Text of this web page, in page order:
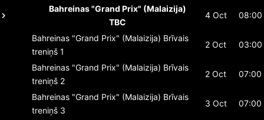
Bahreinas "Grand Prix" (Malaizija)
TBC
4 Oct 08:00
Bahreinas "Grand Prix" (Malaizija) Brīvais
treniņš 1
2 Oct 03:00
Bahreinas "Grand Prix" (Malaizija) Brīvais
treniņš 2
2 Oct 07:00
Bahreinas "Grand Prix" (Malaizija) Brīvais
treniņš 3
3 Oct 07:00